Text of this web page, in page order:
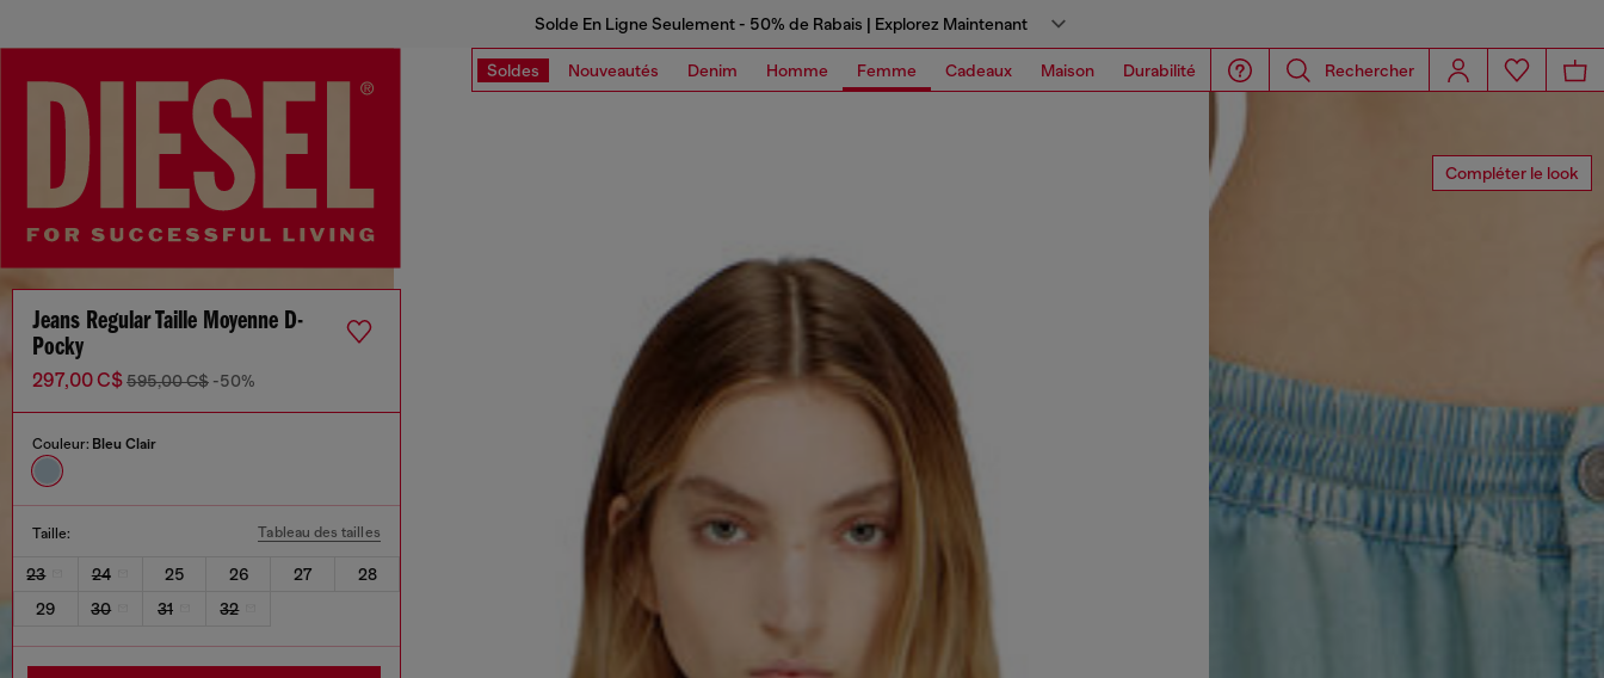
Solde En Ligne Seulement - 50% de Rabais | Explorez Maintenant
Soldes Nouveautés Denim Homme Femme Cadeaux Maison Durabilité Rechercher
Compléter le look
Jeans Regular Taille Moyenne D-
Pocky
297,00 C$595,00 C$ -50%
Couleur: Bleu Clair
Taille: Tableau des tailles
23 24 25 26 27
28
29
30 31 32